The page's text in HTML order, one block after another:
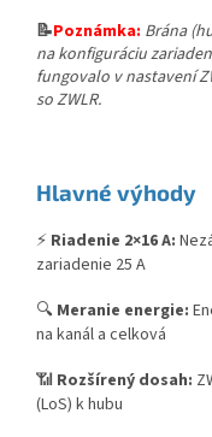
📝Poznámka: Brána
na konfiguráciu
fungovalo v nastavení
so ZWLR.
Hlavné výhody
⚡ Riadenie 2×16 A:
zariadenie 25 A
🔍 Meranie energie:
na kanál a celková
📶 Rozšírený dosah:
(LoS) k hubu